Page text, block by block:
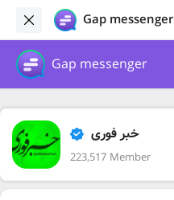
Gap messenger
Gap messenger
خبر فوری
223,517 Member